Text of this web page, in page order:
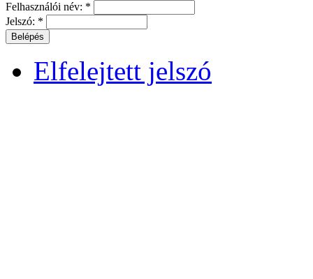
Felhasználói név: *
Jelszó: *
Elfelejtett jelszó